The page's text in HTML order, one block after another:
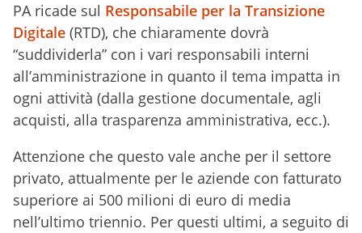
PA ricade sul Responsabile per la Transizione
Digitale (RTD), che chiaramente dovrà
“suddividerla” con i vari responsabili interni
all’amministrazione in quanto il tema impatta in
ogni attività (dalla gestione documentale, agli
acquisti, alla trasparenza amministrativa, ecc.).
Attenzione che questo vale anche per il settore
privato, attualmente per le aziende con fatturato
superiore ai 500 milioni di euro di media
nell’ultimo triennio. Per questi ultimi, a seguito di